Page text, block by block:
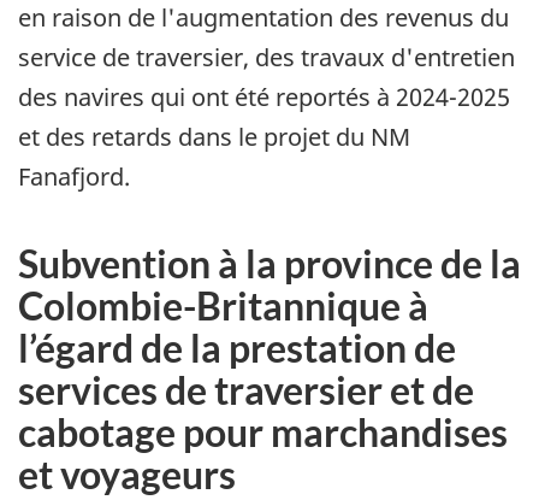
en raison de l'augmentation des revenus du
service de traversier, des travaux d'entretien
des navires qui ont été reportés à 2024-2025
et des retards dans le projet du NM
Fanafjord.
Subvention à la province de la
Colombie-Britannique à
l’égard de la prestation de
services de traversier et de
cabotage pour marchandises
et voyageurs